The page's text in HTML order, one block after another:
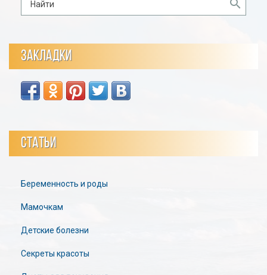
ЗАКЛАДКИ
СТАТЬИ
Беременность и роды
Мамочкам
Детские болезни
Секреты красоты